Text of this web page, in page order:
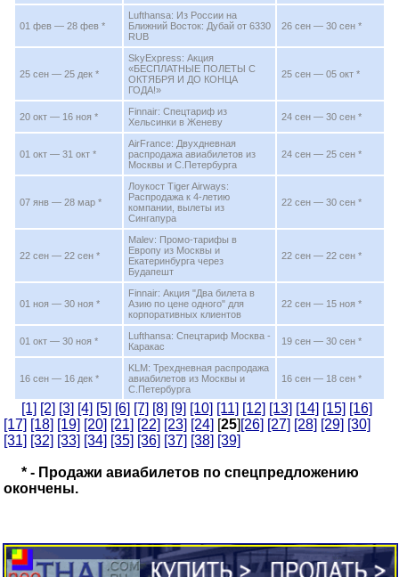
01 фев — 28 фев *
Lufthansa: Из России на
Ближний Восток: Дубай от 6330
RUB
26 сен — 30 сен *
25 сен — 25 дек *
SkyExpress: Акция
«БЕСПЛАТНЫЕ ПОЛЕТЫ С
ОКТЯБРЯ И ДО КОНЦА
ГОДА!»
25 сен — 05 окт *
20 окт — 16 ноя *
Finnair: Спецтариф из
Хельсинки в Женеву
24 сен — 30 сен *
01 окт — 31 окт *
AirFrance: Двухдневная
распродажа авиабилетов из
Москвы и С.Петербурга
24 сен — 25 сен *
07 янв — 28 мар *
Лоукост Tiger Airways:
Распродажа к 4-летию
компании, вылеты из
Сингапура
22 сен — 30 сен *
22 сен — 22 сен *
Malev: Промо-тарифы в
Европу из Москвы и
Екатеринбурга через
Будапешт
22 сен — 22 сен *
01 ноя — 30 ноя *
Finnair: Акция "Два билета в
Азию по цене одного" для
корпоративных клиентов
22 сен — 15 ноя *
01 окт — 30 ноя *
Lufthansa: Спецтариф Москва -
Каракас
19 сен — 30 сен *
16 сен — 16 дек *
KLM: Трехдневная распродажа
авиабилетов из Москвы и
С.Петербурга
16 сен — 18 сен *
[1] [2] [3] [4] [5] [6] [7] [8] [9] [10] [11] [12] [13] [14] [15] [16]
[17] [18] [19] [20] [21] [22] [23] [24] [25] [26] [27] [28] [29] [30]
[31] [32] [33] [34] [35] [36] [37] [38] [39]
* - Продажи авиабилетов по спецпредложению
окончены.